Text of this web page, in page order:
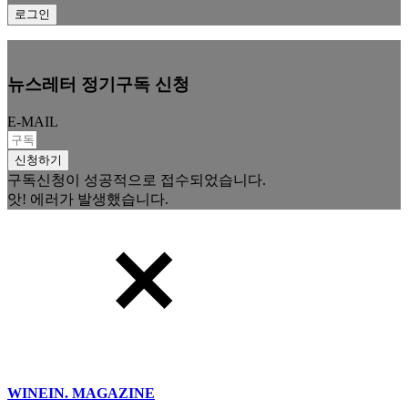
뉴스레터 정기구독 신청
E-MAIL
신청하기
구독신청이 성공적으로 접수되었습니다.
앗! 에러가 발생했습니다.
WINEIN. MAGAZINE